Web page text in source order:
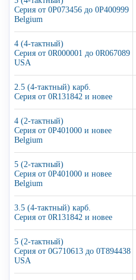
Серия от 0P073456 до 0P400999
Belgium
4 (4-тактный)
Серия от 0R000001 до 0R067089
USA
2.5 (4-тактный) карб.
Серия от 0R131842 и новее
4 (2-тактный)
Серия от 0P401000 и новее
Belgium
5 (2-тактный)
Серия от 0P401000 и новее
Belgium
3.5 (4-тактный) карб.
Серия от 0R131842 и новее
5 (2-тактный)
Серия от 0G710613 до 0T894438
USA